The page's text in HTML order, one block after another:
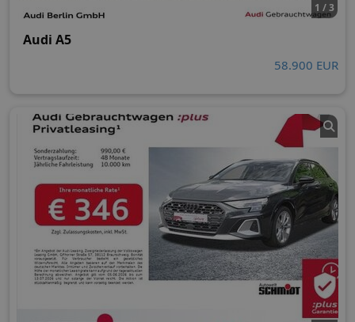
1 / 3
Audi A5
58.900 EUR